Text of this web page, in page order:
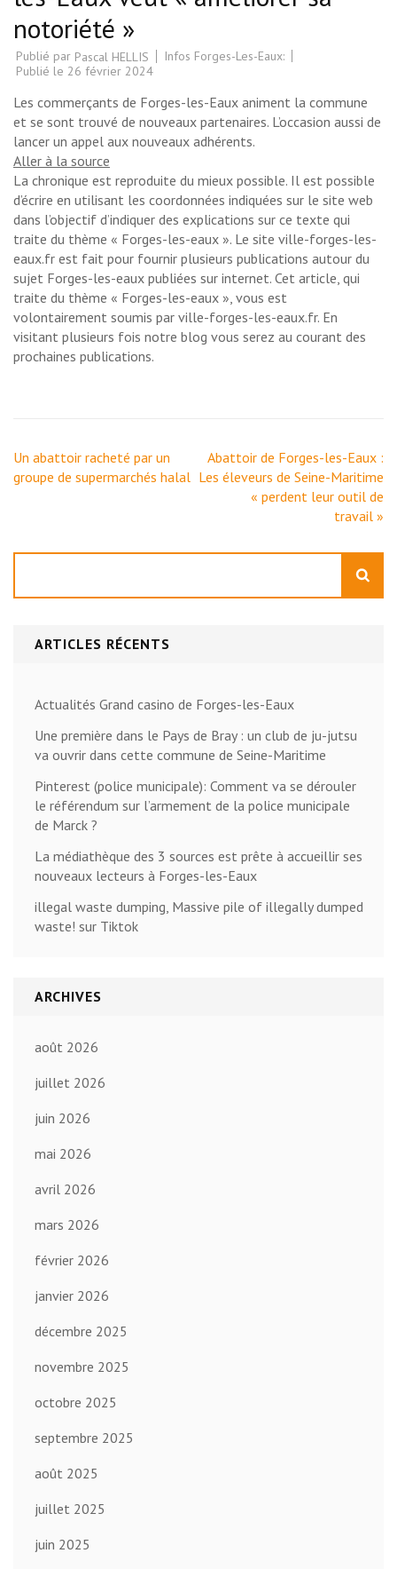
notoriété »
Publié par Pascal HELLIS
Infos Forges-Les-Eaux:
Publié le 26 février 2024
Les commerçants de Forges-les-Eaux animent la commune
et se sont trouvé de nouveaux partenaires. L’occasion aussi de
lancer un appel aux nouveaux adhérents.
Aller à la source
La chronique est reproduite du mieux possible. Il est possible
d’écrire en utilisant les coordonnées indiquées sur le site web
dans l’objectif d’indiquer des explications sur ce texte qui
traite du thème « Forges-les-eaux ». Le site ville-forges-les-
eaux.fr est fait pour fournir plusieurs publications autour du
sujet Forges-les-eaux publiées sur internet. Cet article, qui
traite du thème « Forges-les-eaux », vous est
volontairement soumis par ville-forges-les-eaux.fr. En
visitant plusieurs fois notre blog vous serez au courant des
prochaines publications.
Navigation
de
Un abattoir racheté par un
groupe de supermarchés halal
Abattoir de Forges-les-Eaux :
Les éleveurs de Seine-Maritime
« perdent leur outil de
travail »
ARTICLES RÉCENTS
Actualités Grand casino de Forges-les-Eaux
Une première dans le Pays de Bray : un club de ju-jutsu
va ouvrir dans cette commune de Seine-Maritime
Pinterest (police municipale): Comment va se dérouler
le référendum sur l’armement de la police municipale
de Marck ?
La médiathèque des 3 sources est prête à accueillir ses
nouveaux lecteurs à Forges-les-Eaux
illegal waste dumping, Massive pile of illegally dumped
waste! sur Tiktok
ARCHIVES
août 2026
juillet 2026
juin 2026
mai 2026
avril 2026
mars 2026
février 2026
janvier 2026
décembre 2025
novembre 2025
octobre 2025
septembre 2025
août 2025
juillet 2025
juin 2025